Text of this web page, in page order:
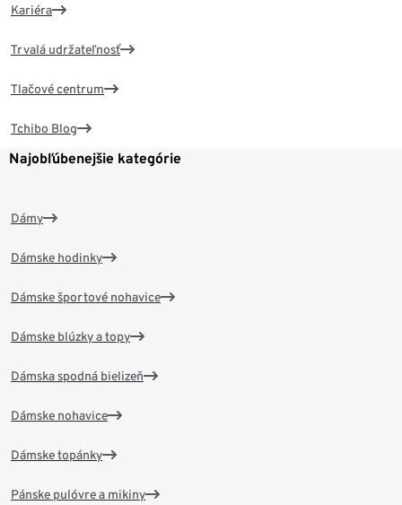
Kariéra
Trvalá udržateľnosť
Tlačové centrum
Tchibo Blog
Najobľúbenejšie kategórie
Dámy
Dámske hodinky
Dámske športové nohavice
Dámske blúzky a topy
Dámska spodná bielizeň
Dámske nohavice
Dámske topánky
Pánske pulóvre a mikiny